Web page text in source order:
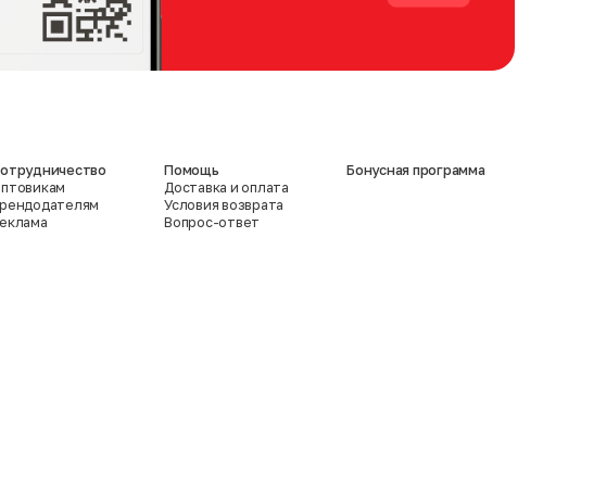
Помощь
Доставка и оплата
Условия возврата
Вопрос-ответ
Бонусная программа